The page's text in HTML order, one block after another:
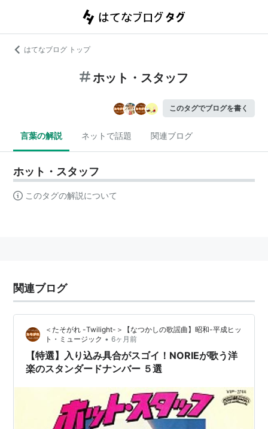
はてなブログ トップ
ホット・スタッフ
このタグでブログを書く
言葉の解説 ネットで話題 関連ブログ
ホット・スタッフ
このタグの解説について
関連ブログ
＜たそがれ -Twilight-＞【なつかしの歌謡曲】昭和-平成ヒッ
ト・ミュージック • 6ヶ月前
【特選】入り込み具合がスゴイ！NORIEが歌う洋
楽のスタンダードナンバー ５選